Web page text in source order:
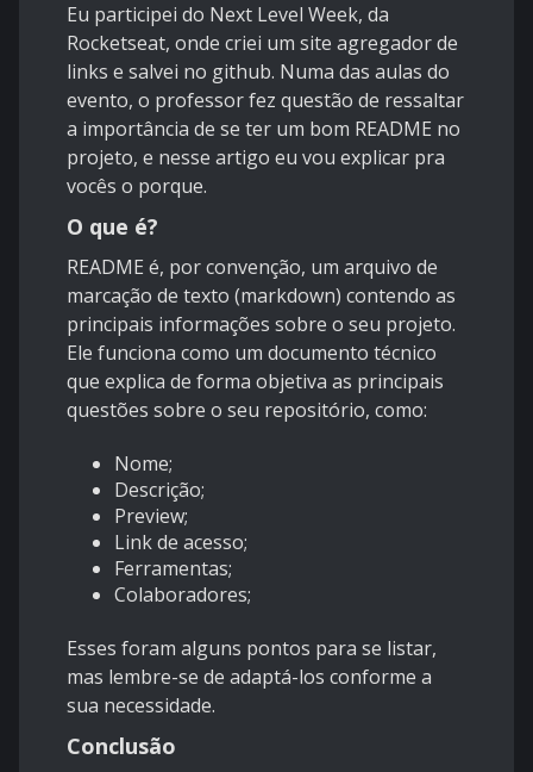
Eu participei do Next Level Week, da
Rocketseat, onde criei um site agregador de
links e salvei no github. Numa das aulas do
evento, o professor fez questão de ressaltar
a importância de se ter um bom README no
projeto, e nesse artigo eu vou explicar pra
vocês o porque.
O que é?
README é, por convenção, um arquivo de
marcação de texto (markdown) contendo as
principais informações sobre o seu projeto.
Ele funciona como um documento técnico
que explica de forma objetiva as principais
questões sobre o seu repositório, como:
Nome;
Descrição;
Preview;
Link de acesso;
Ferramentas;
Colaboradores;
Esses foram alguns pontos para se listar,
mas lembre-se de adaptá-los conforme a
sua necessidade.
Conclusão